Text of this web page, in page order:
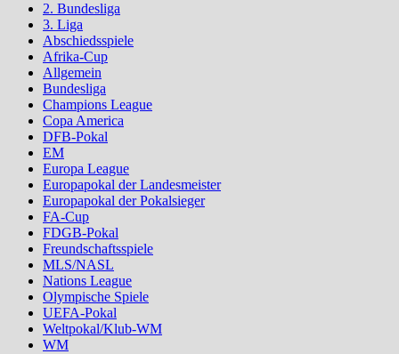
2. Bundesliga
3. Liga
Abschiedsspiele
Afrika-Cup
Allgemein
Bundesliga
Champions League
Copa America
DFB-Pokal
EM
Europa League
Europapokal der Landesmeister
Europapokal der Pokalsieger
FA-Cup
FDGB-Pokal
Freundschaftsspiele
MLS/NASL
Nations League
Olympische Spiele
UEFA-Pokal
Weltpokal/Klub-WM
WM